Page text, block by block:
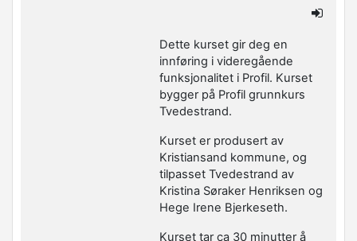
Dette kurset gir deg en
innføring i videregående
funksjonalitet i Profil. Kurset
bygger på Profil grunnkurs
Tvedestrand.
Kurset er produsert av
Kristiansand kommune, og
tilpasset Tvedestrand av
Kristina Søraker Henriksen og
Hege Irene Bjerkeseth.
Kurset tar ca 30 minutter å